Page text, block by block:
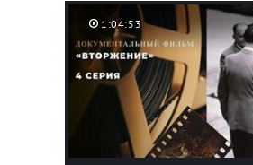
1:04:53